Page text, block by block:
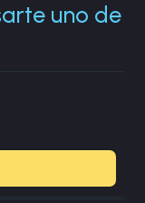
uno de